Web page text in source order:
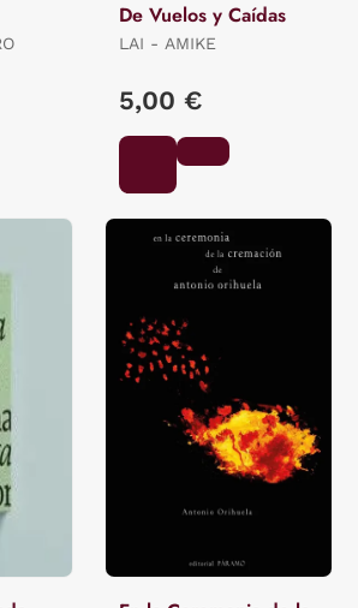
De Vuelos y Caídas
LAI - AMIKE
5,00 €